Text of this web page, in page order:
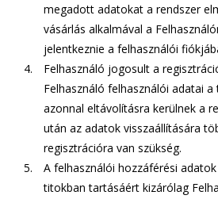
megadott adatokat a rendszer
vásárlás alkalmával a
jelentkeznie a felhasználói
Felhasználó jogosult a
Felhasználó felhasználói adatai
azonnal eltávolításra kerülnek a
után az adatok visszaállítására
regisztrációra van szükség.
A felhasználói hozzáférési
titokban tartásáért kizárólag